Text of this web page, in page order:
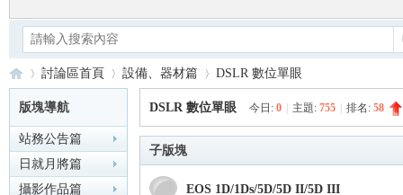
Ca»
討論區首頁
›
設備、器材篇 DSLR 數位單眼
版塊導航
站務公告篇
日就月將篇
攝影作品篇
DSLR 數位單眼 今日: 0 主題: 755 排名: 58
子版塊
EOS 1D/1Ds/5D/5D II/5D III